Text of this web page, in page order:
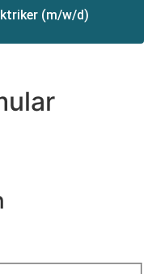
(m/w/d)